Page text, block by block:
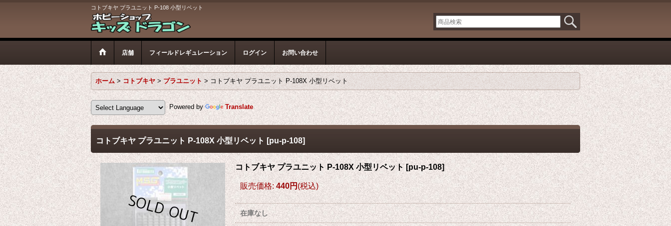
コトブキヤ プラユニット P-108 小型リベット
店舗 フィールドレギュレーション ログイン お問い合わせ
ホーム > コトブキヤ > プラユニット > コトブキヤ プラユニット P-108X 小型リベット
Powered by Translate
コトブキヤ プラユニット P-108X 小型リベット [pu-p-108]
コトブキヤ プラユニット P-108X 小型リベット [pu-p-108]
販売価格: 440円(税込)
在庫なし